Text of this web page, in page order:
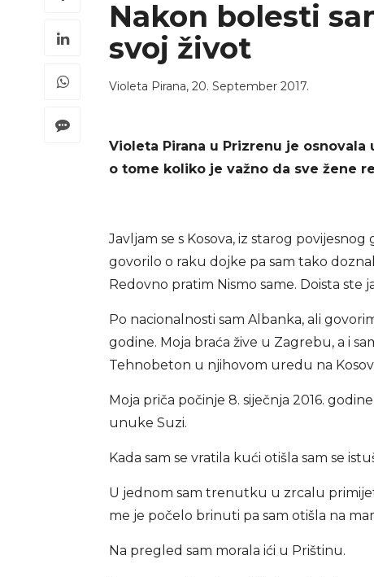
Nakon bolesti
svoj život
Violeta Pirana, 20. September 2017.
Violeta Pirana u Prizrenu je
o tome koliko je važno da sve žene
Javljam se s Kosova, iz starog
govorilo o raku dojke pa sam tako
Redovno pratim Nismo same. Doista ste
Po nacionalnosti sam Albanka, ali
godine. Moja braća žive u Zagrebu, a i
Tehnobeton u njihovom uredu na
Moja priča počinje 8. siječnja 2016.
unuke Suzi.
Kada sam se vratila kući otišla sam se
U jednom sam trenutku u zrcalu
me je počelo brinuti pa sam otišla na
Na pregled sam morala ići u Prištinu.